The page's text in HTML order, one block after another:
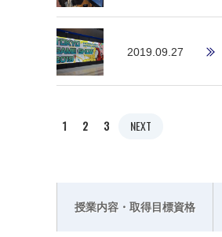
2019.09.27
1 2 3 NEXT
授業内容・取得目標資格